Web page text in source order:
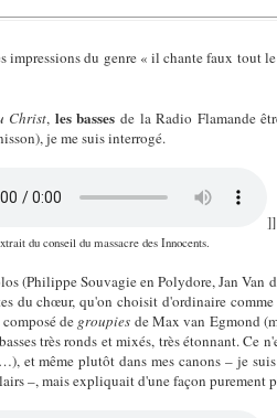
impressions du genre « il chante faux tout
Christ, les basses de la Radio Flamande
je me suis interrogé.
]]
du conseil du massacre des Innocents.
(Philippe Souvagie en Polydore, Jan Van
du chœur, qu'on choisit d'ordinaire
de groupies de Max van Egmond
très ronds et mixés, très étonnant. Ce
et même plutôt dans mes canons – je
–, mais expliquait d'une façon purement